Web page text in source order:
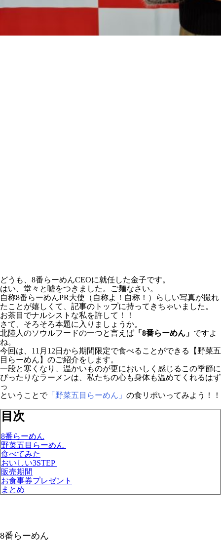
どうも、8番らーめんCEOに就任した金子です。
はい、堂々と嘘をつきました。ご麺なさい。
自称8番らーめんPR大使（自称よ！自称！）らしい写真が撮れ
たことが嬉しくて、記事のトップに持ってきちゃいました。
お茶目でナルシストな私を許して！！
さて、そろそろ本題に入りましょうか。
北陸人のソウルフードの一つと言えば 「8番らーめん」 ですよ
ね。
今回は、11月12日から期間限定で食べることができる【野菜五
目らーめん】のご紹介をします。
一段と寒くなり、温かいものが更においしく感じるこの季節に
ぴったりなラーメンは、私たちの心も身体も温めてくれるはず
っ
ということで「野菜五目らーめん」 の食リポいってみよう！！
目次
8番らーめん
野菜五目らーめん
食べてみた
おいしい3STEP
販売期間
お食事券プレゼント
まとめ
8番らーめん